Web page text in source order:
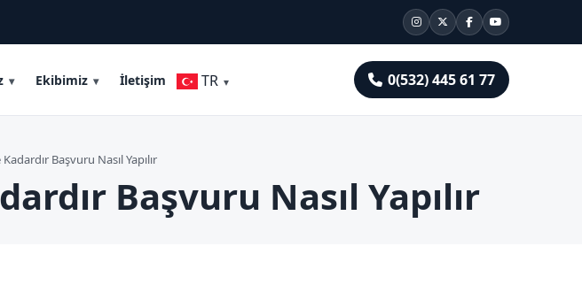
Ekibimiz İletişim TR 0(532) 445 61 77
Başvuru Nasıl Yapılır
Başvuru Nasıl Yapılır